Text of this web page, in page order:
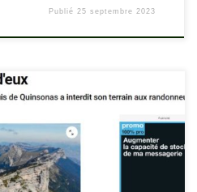
Publié25 septembre 2023
interdit-son-terrain-aux-
l-un-d-eux-7900301565